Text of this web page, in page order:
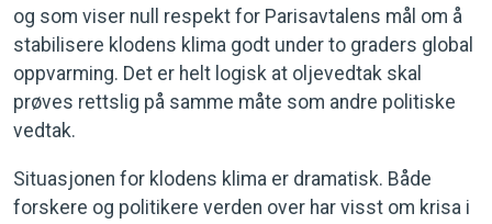
og som viser null respekt for Parisavtalens mål om å
stabilisere klodens klima godt under to graders global
oppvarming. Det er helt logisk at oljevedtak skal
prøves rettslig på samme måte som andre politiske
vedtak.
Situasjonen for klodens klima er dramatisk. Både
forskere og politikere verden over har visst om krisa i